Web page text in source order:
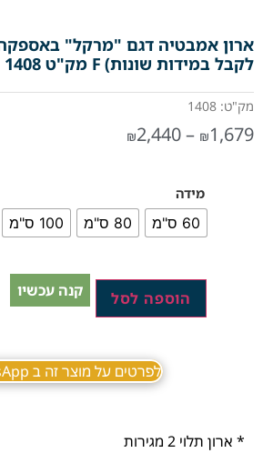
ארון אמבטיה דגם "מרקל"
לקבל במידות שונות) F מק"ט 1408
מק"ט: 1408
₪1,679
–
₪2,440
מידה
60 ס"מ 80 ס"מ 100 ס"מ
קנה עכשיו הוספה לסל
לפרטים על מוצר זה ב WhatsApp
* ארון תלוי 2 מגירות